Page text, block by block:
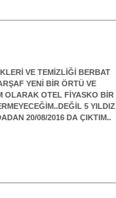
VE TEMİZLİĞİ BERBAT
YENİ BİR ÖRTÜ VE
OLARAK OTEL FİYASKO BİR
5 YILDIZ
20/08/2016 DA ÇIKTIM..